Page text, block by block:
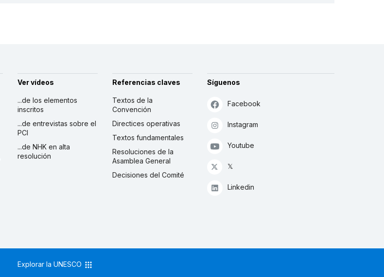
Ver vídeos
...de los elementos
inscritos
...de entrevistas sobre el
PCI
...de NHK en alta
resolución
Referencias claves
Textos de la
Convención
Directices operativas
Textos fundamentales
Resoluciones de la
Asamblea General
Decisiones del Comité
Síguenos
Facebook
Instagram
Youtube
𝕏
Linkedin
Explorar la UNESCO